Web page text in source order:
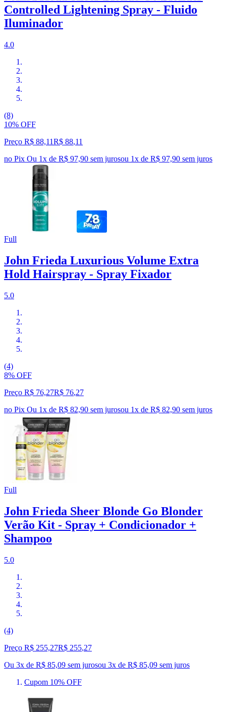
Controlled Lightening Spray - Fluido
Iluminador
4.0
(8)
10% OFF
Preço R$ 88,11R$ 88,11
no Pix Ou 1x de R$ 97,90 sem jurosou 1x de R$ 97,90 sem juros
Full
John Frieda Luxurious Volume Extra
Hold Hairspray - Spray Fixador
5.0
(4)
8% OFF
Preço R$ 76,27R$ 76,27
no Pix Ou 1x de R$ 82,90 sem jurosou 1x de R$ 82,90 sem juros
Full
John Frieda Sheer Blonde Go Blonder
Verão Kit - Spray + Condicionador +
Shampoo
5.0
(4)
Preço R$ 255,27R$ 255,27
Ou 3x de R$ 85,09 sem jurosou 3x de R$ 85,09 sem juros
Cupom 10% OFF